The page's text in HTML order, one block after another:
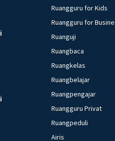
Ruangguru for Kids
Ruangguru for
Ruanguji
Ruangbaca
Ruangkelas
Ruangbelajar
Ruangpengajar
Ruangguru Privat
Ruangpeduli
Airis